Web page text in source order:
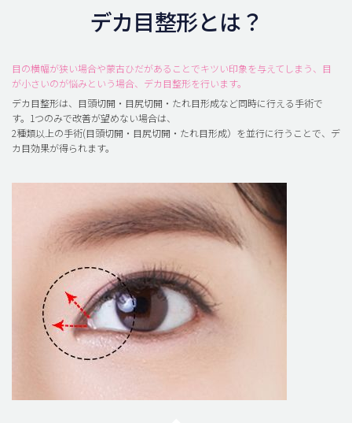
デカ目整形とは？
目の横幅が狭い場合や蒙古ひだがあることでキツい印象を与えてしまう、目
が小さいのが悩みという場合、デカ目整形を行います。
デカ目整形は、目頭切開・目尻切開・たれ目形成など同時に行える手術で
す。1つのみで改善が望めない場合は、
2種類以上の手術(目頭切開・目尻切開・たれ目形成）を並行に行うことで、デ
カ目効果が得られます。